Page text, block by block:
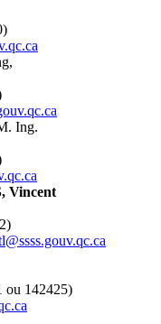
Ing.
Vincent
ou 142425)